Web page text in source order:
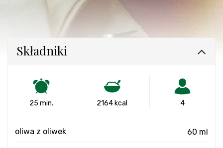
Składniki
25 min. 2164 kcal 4
oliwa z oliwek 60 ml